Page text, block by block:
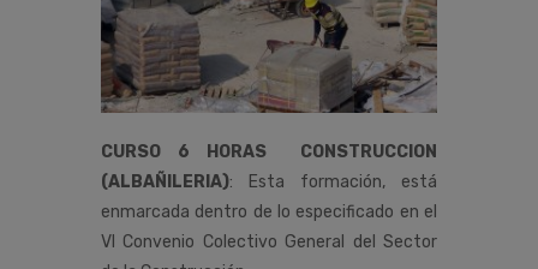
CURSO 6 HORAS CONSTRUCCION
(ALBAÑILERIA): Esta formación,
está
enmarcada dentro de lo especificado en el
VI Convenio Colectivo General delSector